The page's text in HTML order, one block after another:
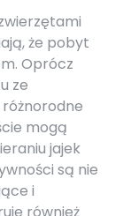
że pobyt
Oprócz
ze
mogą
jajek
są nie
i